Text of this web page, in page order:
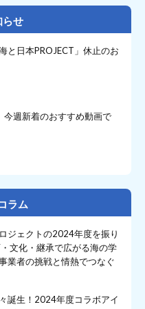
らせ
と日本PROJECT」休止のお
今週新着のおすすめ動画で
ラム
ジェクトの2024年度を振り
文化・継承で広がる海の学
業者の挑戦と情熱でつなぐ
誕生！2024年度コラボアイ